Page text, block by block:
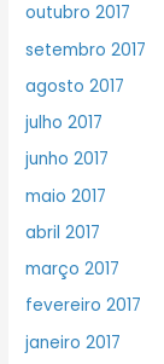
outubro 2017
setembro 2017
agosto 2017
julho 2017
junho 2017
maio 2017
abril 2017
março 2017
fevereiro 2017
janeiro 2017